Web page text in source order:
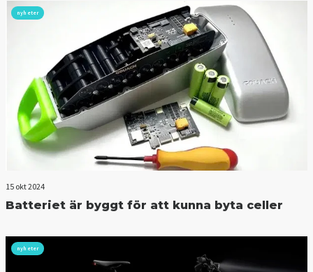
nyheter
15 okt 2024
Batteriet är byggt för att kunna byta celler
nyheter